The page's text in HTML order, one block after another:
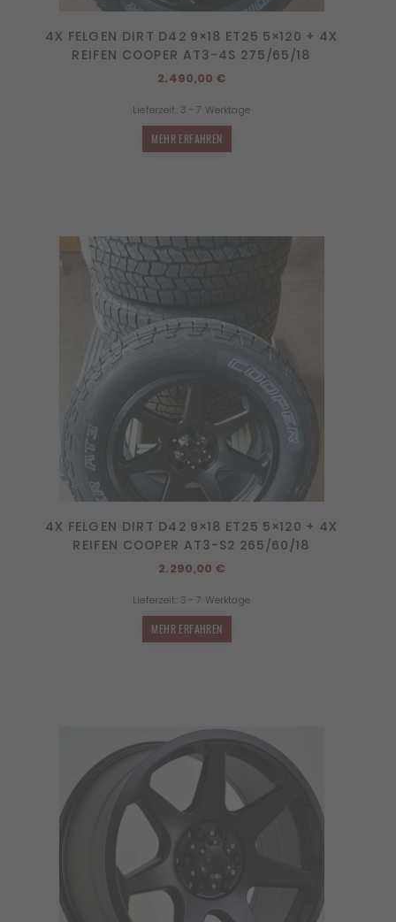
4X FELGEN DIRT D42 9×18 ET25 5×120 + 4X
REIFEN COOPER AT3-4S 275/65/18
2.490,00 €
Lieferzeit: 3 - 7 Werktage
MEHR ERFAHREN
4X FELGEN DIRT D42 9×18 ET25 5×120 + 4X
REIFEN COOPER AT3-S2 265/60/18
2.290,00 €
Lieferzeit: 3 - 7 Werktage
MEHR ERFAHREN